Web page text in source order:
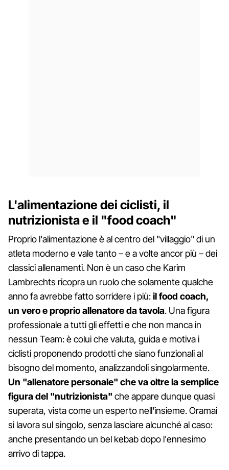
L'alimentazione dei ciclisti, il
nutrizionista e il "food coach"
Proprio l'alimentazione è al centro del "villaggio" di un
atleta moderno e vale tanto – e a volte ancor più – dei
classici allenamenti. Non è un caso che Karim
Lambrechts ricopra un ruolo che solamente qualche
anno fa avrebbe fatto sorridere i più:il food coach,
un vero e proprio allenatore da tavola. Una figura
professionale a tutti gli effetti e che non manca in
nessun Team: è colui che valuta, guida e motiva i
ciclisti proponendo prodotti che siano funzionali al
bisogno del momento, analizzandoli singolarmente.
Un "allenatore personale" che va oltre la semplice
figura del "nutrizionista" che appare dunque quasi
superata, vista come un esperto nell'insieme. Oramai
si lavora sul singolo, senza lasciare alcunché al caso:
anche presentando un bel kebab dopo l'ennesimo
arrivo di tappa.